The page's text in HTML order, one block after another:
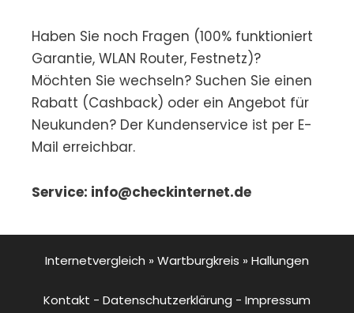
Haben Sie noch Fragen (100% funktioniert
Garantie, WLAN Router, Festnetz)?
Möchten Sie wechseln? Suchen Sie einen
Rabatt (Cashback) oder ein Angebot für
Neukunden? Der Kundenservice ist per E-
Mail erreichbar.
Service: info@checkinternet.de
Internetvergleich » Wartburgkreis » Hallungen
Kontakt - Datenschutzerklärung - Impressum